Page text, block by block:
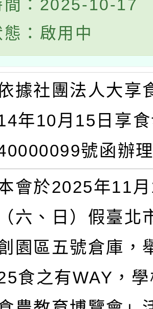
間：2025-10-17
：啟用中
據社團法人大享
年10月15日享
號函辦
會於2025年11
（六、日）假臺北
園區五號倉庫，
食之有WAY，